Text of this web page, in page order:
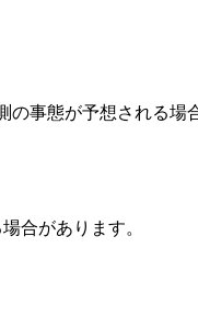
事態が予想される場
合があります。